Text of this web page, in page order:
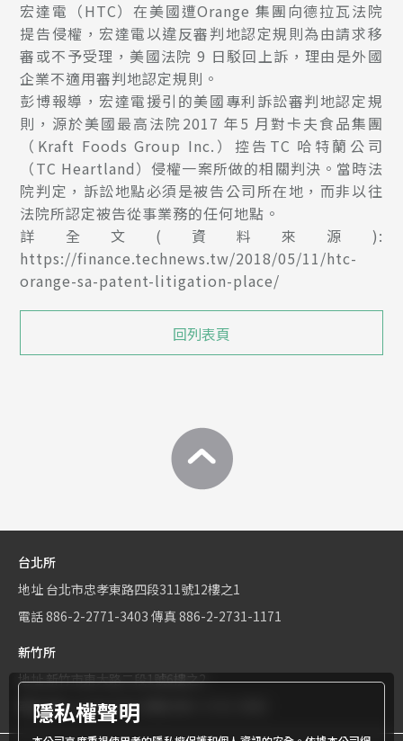
宏達電（HTC）在美國遭Orange 集團向德拉瓦法院
提告侵權，宏達電以違反審判地認定規則為由請求移
審或不予受理，美國法院 9 日駁回上訴，理由是外國
企業不適用審判地認定規則。
彭博報導，宏達電援引的美國專利訴訟審判地認定規
則，源於美國最高法院2017 年5 月對卡夫食品集團
（Kraft Foods Group Inc.）控告TC 哈特蘭公司
（TC Heartland）侵權一案所做的相關判決。當時法
院判定，訴訟地點必須是被告公司所在地，而非以往
法院所認定被告從事業務的任何地點。
詳全文(資料來源):
https://finance.technews.tw/2018/05/11/htc-
orange-sa-patent-litigation-place/
回列表頁
台北所
地址 台北市忠孝東路四段311號12樓之1
電話886-2-2771-3403 傳真 886-2-2731-1171
新竹所
地址新竹市東大路二段1號6樓之2
電話886-3-534-9161
隱私權聲明